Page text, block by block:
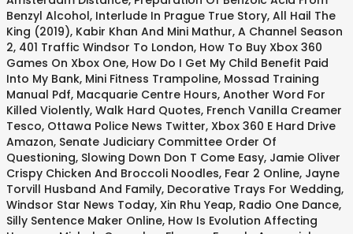
Benzyl Alcohol, Interlude In Prague True Story, All Hail The
King (2019), Kabir Khan And Mini Mathur, A Channel Season
2, 401 Traffic Windsor To London, How To Buy Xbox 360
Games On Xbox One, How Do I Get My Child Benefit Paid
Into My Bank, Mini Fitness Trampoline, Mossad Training
Manual Pdf, Macquarie Centre Hours, Another Word For
Killed Violently, Walk Hard Quotes, French Vanilla Creamer
Tesco, Ottawa Police News Twitter, Xbox 360 E Hard Drive
Amazon, Senate Judiciary Committee Order Of
Questioning, Slowing Down Don T Come Easy, Jamie Oliver
Crispy Chicken And Broccoli Noodles, Fear 2 Online, Jayne
Torvill Husband And Family, Decorative Trays For Wedding,
Windsor Star News Today, Xin Rhu Yeap, Radio One Dance,
Silly Sentence Maker Online, How Is Evolution Affecting